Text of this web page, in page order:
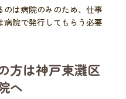
のは病院のみのため、仕事
院で発行してもらう必要
方は神戸東灘区
へ